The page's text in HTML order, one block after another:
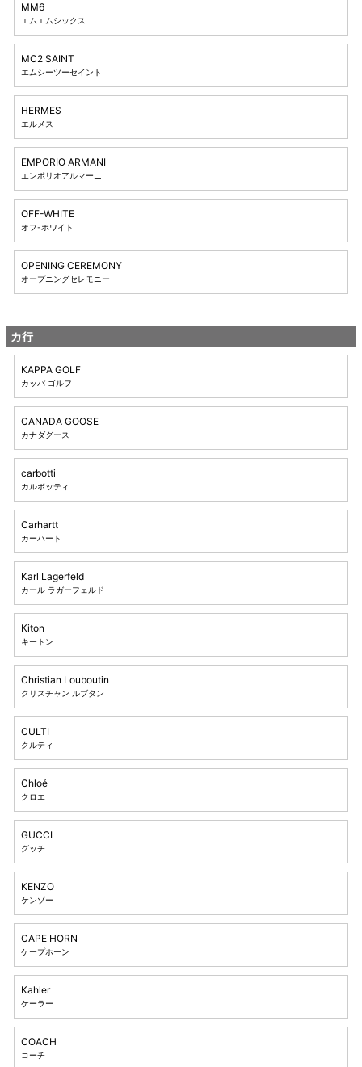
MM6
エムエムシックス
MC2 SAINT
エムシーツーセイント
HERMES
エルメス
EMPORIO ARMANI
エンポリオアルマーニ
OFF-WHITE
オフ-ホワイト
OPENING CEREMONY
オープニングセレモニー
カ行
KAPPA GOLF
カッパ ゴルフ
CANADA GOOSE
カナダグース
carbotti
カルボッティ
Carhartt
カーハート
Karl Lagerfeld
カール ラガーフェルド
Kiton
キートン
Christian Louboutin
クリスチャン ルブタン
CULTI
クルティ
Chloé
クロエ
GUCCI
グッチ
KENZO
ケンゾー
CAPE HORN
ケープホーン
Kahler
ケーラー
COACH
コーチ